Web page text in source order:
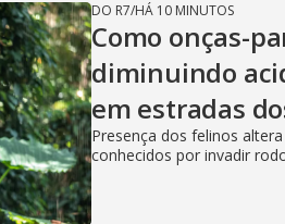
DO R7/HÁ 10 MINUTOS
Como onças-
diminuindo
em estradas
Presença dos felinos
conhecidos por invadir